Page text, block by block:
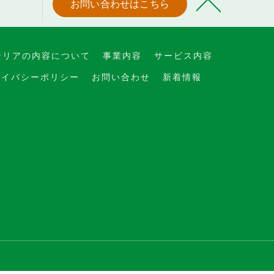
お問い合わせはこちら
アの内容について 事業内容
サービス内容
バシーポリシー お問い合わせ
新着情報